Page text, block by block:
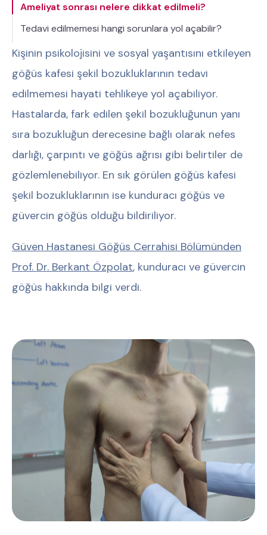
Ameliyat sonrası nelere dikkat edilmeli?
Tedavi edilmemesi hangi sorunlara yol açabilir?
Kişinin psikolojisini ve sosyal yaşantısını etkileyen
göğüs kafesi şekil bozukluklarının tedavi
edilmemesi hayati tehlikeye yol açabiliyor.
Hastalarda, fark edilen şekil bozukluğunun yanı
sıra bozukluğun derecesine bağlı olarak nefes
darlığı, çarpıntı ve göğüs ağrısı gibi belirtiler de
gözlemlenebiliyor. En sık görülen göğüs kafesi
şekil bozukluklarının ise kunduracı göğüs ve
güvercin göğüs olduğu bildiriliyor.
Güven Hastanesi Göğüs Cerrahisi Bölümünden
Prof. Dr. Berkant Özpolat, kunduracı ve güvercin
göğüs hakkında bilgi verdi.